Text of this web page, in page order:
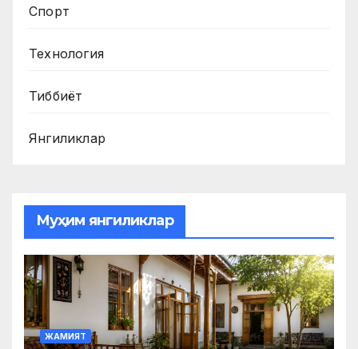
Спорт
Технология
Тиббиёт
Янгиликлар
Муҳим янгиликлар
ЖАМИЯТ